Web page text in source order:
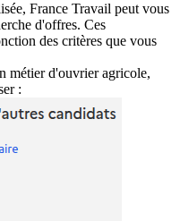
France Travail peut vous
d'offres. Ces
des critères que vous
métier d'ouvrier agricole,
: